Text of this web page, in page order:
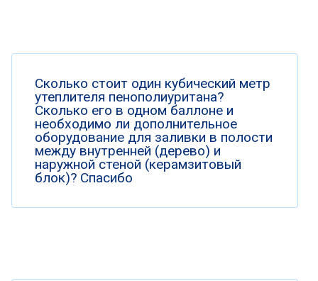
Сколько стоит один кубический метр
утеплителя пенополиуритана?
Сколько его в одном баллоне и
необходимо ли дополнительное
оборудование для заливки в полости
между внутренней (дерево) и
наружной стеной (керамзитовый
блок)? Спасибо